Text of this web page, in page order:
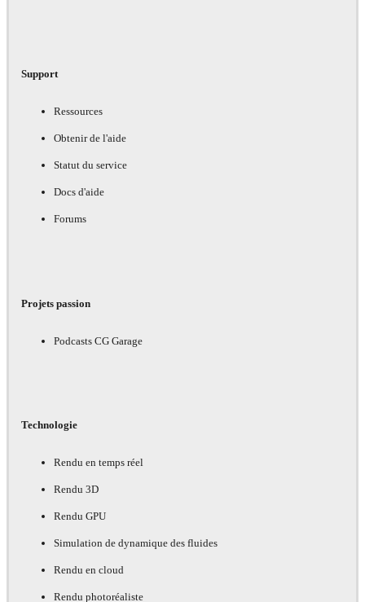
Support
Ressources
Obtenir de l'aide
Statut du service
Docs d'aide
Forums
Projets passion
Podcasts CG Garage
Technologie
Rendu en temps réel
Rendu 3D
Rendu GPU
Simulation de dynamique des fluides
Rendu en cloud
Rendu photoréaliste